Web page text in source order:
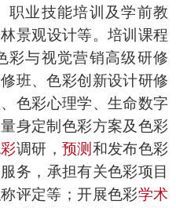
职业技能培训及学前教
林景观设计等。 培训课程
彩与视觉营销高级研修
班、色彩创新设计研修
、 色彩心理学、 生命数字
身定制色彩方案及色彩
调研， 预测 和发布色彩
服务，承担有关色彩项目
评定等；开展色彩学术